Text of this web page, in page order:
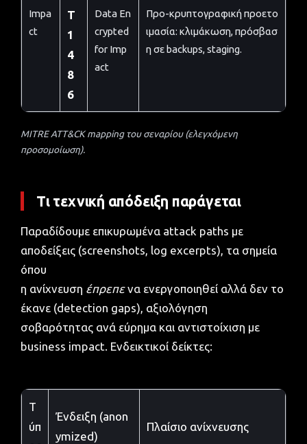
Impa
ct
T
1
4
8
6
Data En
crypted
for Imp
act
Προ-κρυπτογραφική προετο
ιμασία: κλιμάκωση, πρόσβασ
η σε backups, staging.
MITRE ATT&CK mapping του σεναρίου (ελεγχόμενη
προσομοίωση).
Τι τεχνική απόδειξη παράγεται
Παραδίδουμε επικυρωμένα attack paths με
αποδείξεις (screenshots, log excerpts), τα σημεία
όπου
η ανίχνευση έπρεπενα ενεργοποιηθεί αλλά δεν το
έκανε (detection gaps), αξιολόγηση
σοβαρότητας ανά εύρημα και αντιστοίχιση με
business impact. Ενδεικτικοί δείκτες:
Τ
ύπ
Ένδειξη (anon
ymized)
Πλαίσιο ανίχνευσης